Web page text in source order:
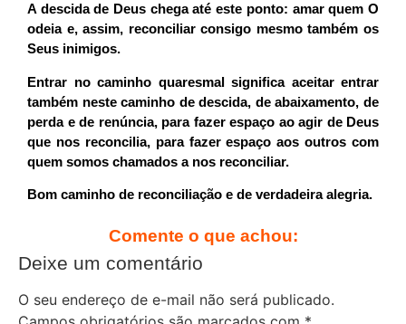
A descida de Deus chega até este ponto: amar quem O
odeia e, assim, reconciliar consigo mesmo também os
Seus inimigos.
Entrar no caminho quaresmal significa aceitar entrar
também neste caminho de descida, de abaixamento, de
perda e de renúncia, para fazer espaço ao agir de Deus
que nos reconcilia, para fazer espaço aos outros com
quem somos chamados a nos reconciliar.
Bom caminho de reconciliação e de verdadeira alegria.
Comente o que achou:
Deixe um comentário
O seu endereço de e-mail não será publicado.